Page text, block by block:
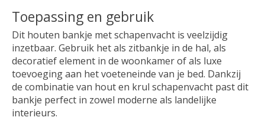
Toepassing en gebruik
Dit houten bankje met schapenvacht is veelzijdig
inzetbaar. Gebruik het als zitbankje in de hal, als
decoratief element in de woonkamer of als luxe
toevoeging aan het voeteneinde van je bed. Dankzij
de combinatie van hout en krul schapenvacht past dit
bankje perfect in zowel moderne als landelijke
interieurs.